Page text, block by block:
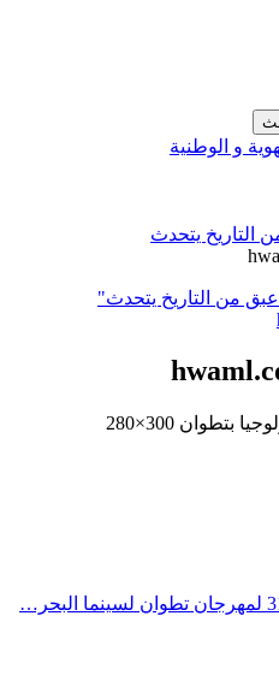
يتحدث
من التاريخ يتحدث"